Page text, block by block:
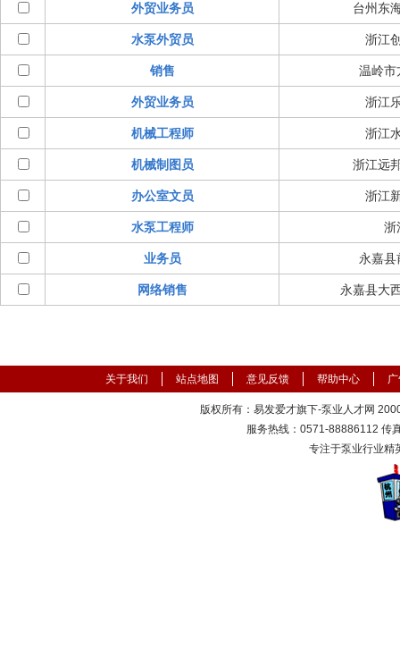
外贸业务员 台州东
水泵外贸员 浙江
销售 温岭市
外贸业务员 浙江
机械工程师 浙江
机械制图员 浙江远
办公室文员 浙江
水泵工程师 浙
业务员 永嘉县
网络销售 永嘉县大
关于我们 站点地图 意见反馈 帮助中心
版权所有：易发爱才旗下-泵业人才网
服务热线：0571-88886112 传
专注于泵业行业精